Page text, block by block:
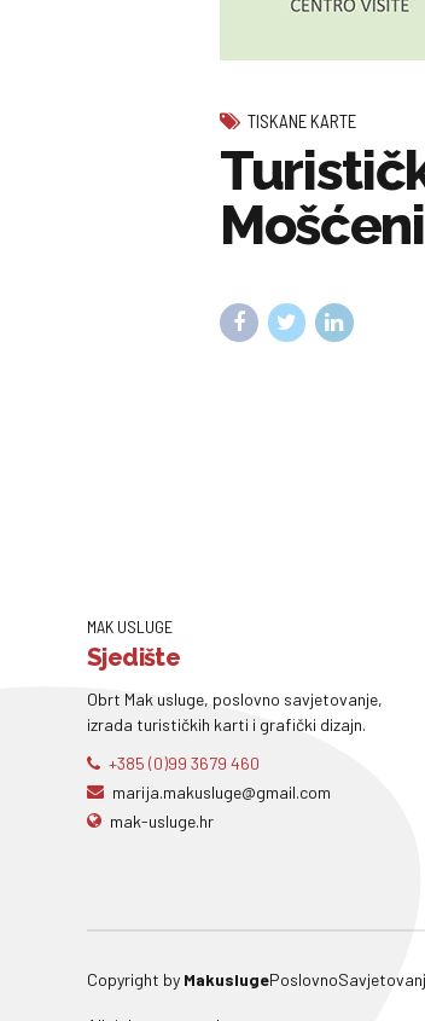
TISKANE KARTE
MAK USLUGE
Sjedište
Obrt Mak usluge, poslovno savjetovanje,
izrada turističkih karti i grafički dizajn.
+385 (0)99 3679 460
marija.makusluge@gmail.com
mak-usluge.hr
Copyright by Makusluge